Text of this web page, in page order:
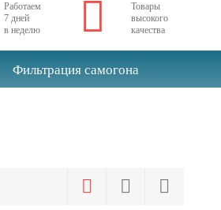
Работаем
7 дней
в неделю
Товары
высокого
качества
Фильтрация самогона